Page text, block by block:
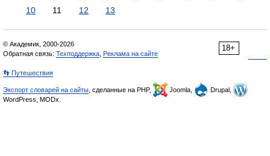
10
11 12 13
18+
© Академик, 2000-2026
Обратная связь: Техподдержка Реклама на сайте
👣 Путешествия
Экспорт словарей на сайты , сделанные на PHP, Joomla,
Drupal,
WordPress, MODx.